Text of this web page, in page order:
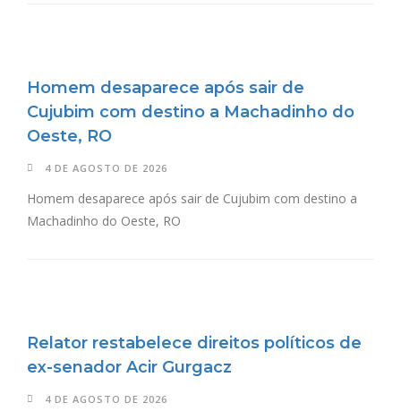
Homem desaparece após sair de
Cujubim com destino a Machadinho do
Oeste, RO
4 DE AGOSTO DE 2026
Homem desaparece após sair de Cujubim com destino a
Machadinho do Oeste, RO
Relator restabelece direitos políticos de
ex-senador Acir Gurgacz
4 DE AGOSTO DE 2026